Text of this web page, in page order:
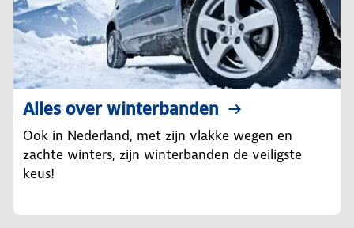
Alles over winterbanden
Ook in Nederland, met zijn vlakke wegen en
zachte winters, zijn winterbanden de veiligste
keus!